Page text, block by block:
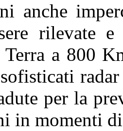
anche
rilevate
a 800
per la
in momenti